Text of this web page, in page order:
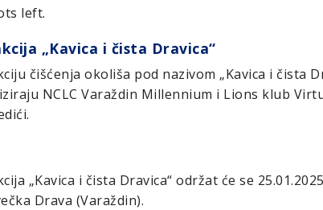
left.
„Kavica i čista Dravica“
čišćenja okoliša pod nazivom „Kavica i čista
NCLC Varaždin Millennium i Lions klub
„Kavica i čista Dravica“ održat će se
Drava (Varaždin).